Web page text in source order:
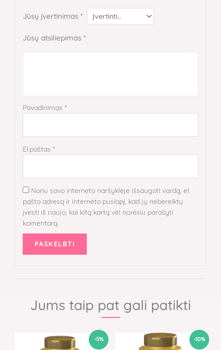
Jūsų įvertinimas *
Jūsų atsiliepimas *
Pavadinimas *
El.paštas *
Noriu savo interneto naršyklėje išsaugoti vardą, el.
pašto adresą ir interneto puslapį, kad jų nebereiktų
įvesti iš naujo, kai kitą kartą vėl norėsiu parašyti
komentarą.
Jums taip pat gali patikti
-5%
Original
Current
-10%
OriginalCurrent